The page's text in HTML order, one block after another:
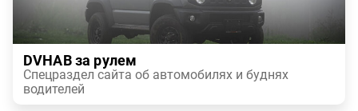
DVHAB за рулем
Спецраздел сайта об автомобилях и буднях
водителей